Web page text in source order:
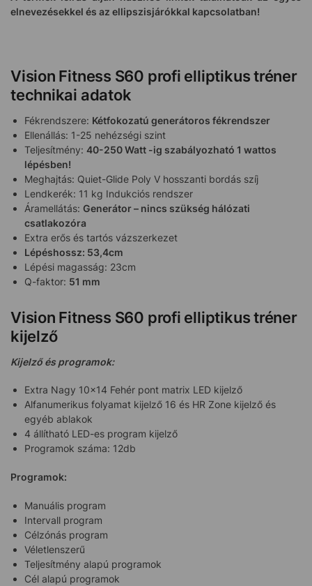
elnevezésekkel és az ellipszisjárókkal kapcsolatban!
Vision Fitness S60 profi elliptikus tréner
technikai adatok
Fékrendszere: Kétfokozatú generátoros fékrendszer
Ellenállás: 1-25 nehézségi szint
Teljesítmény: 40-250 Watt -ig szabályozható 1 wattos
lépésben!
Meghajtás: Quiet-Glide Poly V hosszanti bordás szíj
Lendkerék: 11 kg Indukciós rendszer
Áramellátás: Generátor – nincs szükség hálózati
csatlakozóra
Extra erős és tartós vázszerkezet
Lépéshossz: 53,4cm
Lépési magasság: 23cm
Q-faktor: 51 mm
Vision Fitness S60 profi elliptikus tréner
kijelző
Kijelző és programok:
Extra Nagy 10×14 Fehér pont matrix LED kijelző
Alfanumerikus folyamat kijelző 16 és HR Zone kijelző és
egyéb ablakok
4 állítható LED-es program kijelző
Programok száma: 12db
Programok:
Manuális program
Intervall program
Célzónás program
Véletlenszerű
Teljesítmény alapú programok
Cél alapú programok